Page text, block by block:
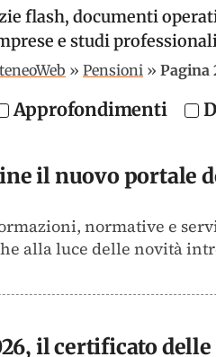
flash, documenti
e studi
» Pensioni » Pagina
Approfondimenti
il nuovo portale
normative e
alla luce delle novità
il certificato